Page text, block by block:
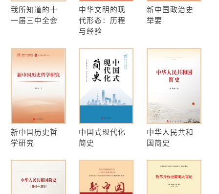
我所知道的十
一届三中全会
中华文明的现
代形态：历程
与经验
新中国政治史
举要
新中国历史哲
学研究
中国式现代化
简史
中华人民共和
国简史